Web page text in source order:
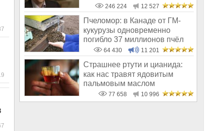
Эдварда Сноудена
246 224 12 527
Пчеломор: в Канаде от ГМ-
кукурузы одновременно
погибло 37 миллионов пчёл
64 430 11 201
Страшнее ртути и цианида:
как нас травят ядовитым
пальмовым маслом
77 658 10 996